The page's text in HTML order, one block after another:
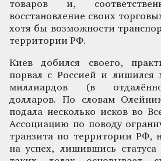
товаров и,
восстановление своих
хотя бы возможности
территории РФ.
Киев добился своего,
порвал с Россией и лишился
миллиардов (в
долларов. По словам
подала несколько исков во
Ассоциацию по поводу
транзита по территории РФ,
на успех, лишившись